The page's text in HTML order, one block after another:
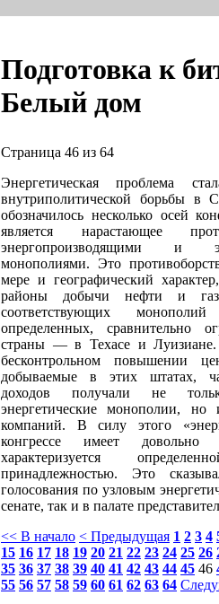
Подготовка к
Белый дом
Страница 46 из 64
Энергетическая проблема
внутриполитической борьбы
обозначилось несколько осей
является нарастающее
энергопроизводящими и
монополиями. Это
мере и географический
районы добычи нефти и
соответствующих
определенных, сравнительно
страны — в Техасе и
бесконтрольном повышении
добываемые в этих штатах,
доходов получали не
энергетические монополии,
компаний. В силу этого
конгрессе имеет
характеризуется
принадлежностью. Это
голосования по узловым
сенате, так и в палате
<< В начало < Предыдущая 1 2 3 4
15 16 17 18 19 20 21 22 23 24 25 26
35 36 37 38 39 40 41 42 43 44 45 46
55 56 57 58 59 60 61 62 63 64